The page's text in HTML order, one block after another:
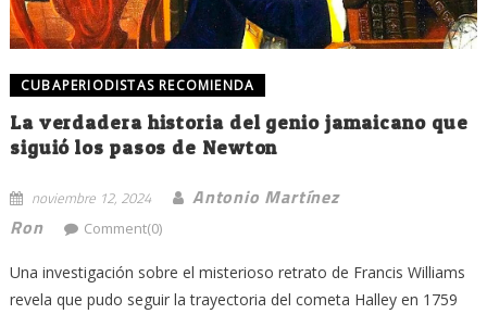
CUBAPERIODISTAS RECOMIENDA
La verdadera historia del genio jamaicano que
siguió los pasos de Newton
noviembre 12, 2024
Antonio Martínez
Ron
Comment(0)
Una investigación sobre el misterioso retrato de Francis Williams
revela que pudo seguir la trayectoria del cometa Halley en 1759